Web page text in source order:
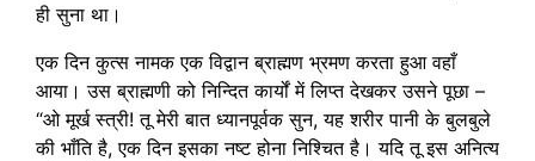
ही सुना था।
एक दिन कुत्स नामक एक विद्वान ब्राह्मण भ्रमण करता हुआ वहाँ
आया। उस ब्राह्मणी को निन्दित कार्यों में लिप्त देखकर उसने पूछा –
“ओ मूर्ख स्त्री! तू मेरी बात ध्यानपूर्वक सुन, यह शरीर पानी के बुलबुले
की भाँति है, एक दिन इसका नष्ट होना निश्चित है। यदि तू इस अनित्य